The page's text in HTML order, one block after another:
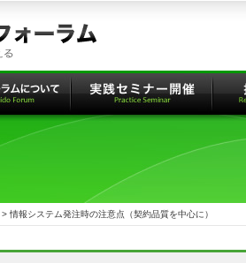
> 情報システム発注時の注意点（契約品質を中心に）